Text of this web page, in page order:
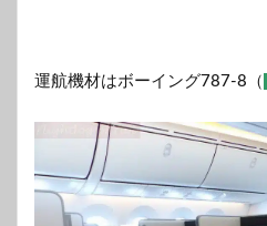
運航機材はボーイング787-8（